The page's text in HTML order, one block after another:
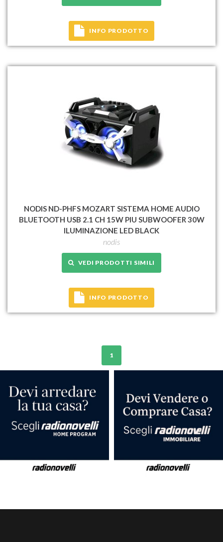
INFO PRODOTTO
NODIS ND-PHFS MOZART SISTEMA HOME AUDIO
BLUETOOTH USB 2.1 CH 15W PIU SUBWOOFER 30W
ILUMINAZIONE LED BLACK
nodis
VEDI PRODOTTI SIMILI
INFO PRODOTTO
1